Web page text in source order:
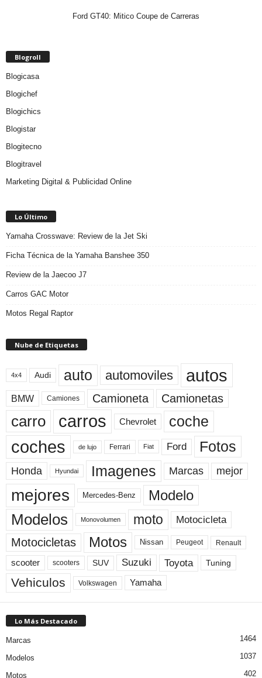
Ford GT40: Mitico Coupe de Carreras
Blogroll
Blogicasa
Blogichef
Blogichics
Blogistar
Blogitecno
Blogitravel
Marketing Digital & Publicidad Online
Lo Último
Yamaha Crosswave: Review de la Jet Ski
Ficha Técnica de la Yamaha Banshee 350
Review de la Jaecoo J7
Carros GAC Motor
Motos Regal Raptor
Nube de Etiquetas
4x4 Audi auto automoviles autos
BMW Camiones Camioneta Camionetas
carro carros Chevrolet coche
coches de lujo Ferrari Fiat Ford Fotos
Honda Hyundai Imagenes Marcas mejor
mejores Mercedes-Benz Modelo
Modelos Monovolumen moto Motocicleta
Motocicletas Motos Nissan Peugeot Renault
scooter scooters SUV Suzuki Toyota Tuning
Vehiculos Volkswagen Yamaha
Lo Más Destacado
Marcas 1464
Modelos 1037
Motos 402